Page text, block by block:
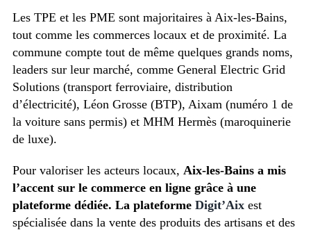
Les TPE et les PME sont majoritaires à Aix-les-Bains,
tout comme les commerces locaux et de proximité. La
commune compte tout de même quelques grands noms,
leaders sur leur marché, comme General Electric Grid
Solutions (transport ferroviaire, distribution
d’électricité), Léon Grosse (BTP), Aixam (numéro 1 de
la voiture sans permis) et MHM Hermès (maroquinerie
de luxe).
Pour valoriser les acteurs locaux, Aix-les-Bains a mis
l’accent sur le commerce en ligne grâce à une
plateforme dédiée. La plateforme Digit’Aixest
spécialisée dans la vente des produits des artisans et des